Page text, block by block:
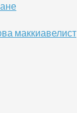
маккиавелист